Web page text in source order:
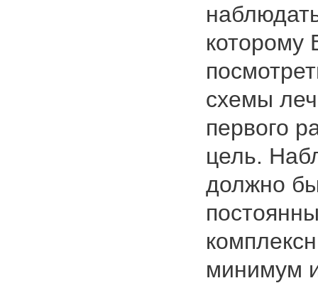
которому
схемы
первого
цель.
должно
минимум